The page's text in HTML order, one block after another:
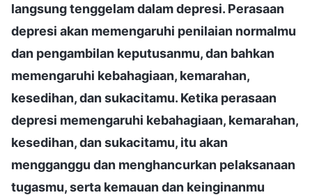
langsung tenggelam dalam depresi. Perasaan
depresi akan memengaruhi penilaian normalmu
dan pengambilan keputusanmu, dan bahkan
memengaruhi kebahagiaan, kemarahan,
kesedihan, dan sukacitamu. Ketika perasaan
depresi memengaruhi kebahagiaan, kemarahan,
kesedihan, dan sukacitamu, itu akan
mengganggu dan menghancurkan pelaksanaan
tugasmu, serta kemauan dan keinginanmu